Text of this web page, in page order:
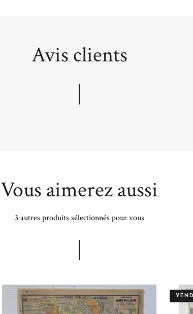
Avis clients
Vous aimerez aussi
3 autres produits sélectionnés pour vous